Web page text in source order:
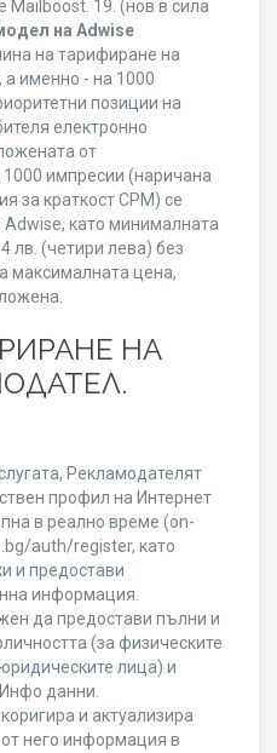
Mailboost. 19. (нов в сила
на Adwise
на тарифиране на
а именно - на 1000
позиции на
електронно
от
импресии (наричана
за краткост CPM) се
като минималната
лв. (четири лева) без
максималната цена,
НА
Рекламодателят
профил на Интернет
в реално време (on-
auth/register, като
и предостави
информация.
да предостави пълни и
(за физическите
лица) и
данни.
и актуализира
него информация в